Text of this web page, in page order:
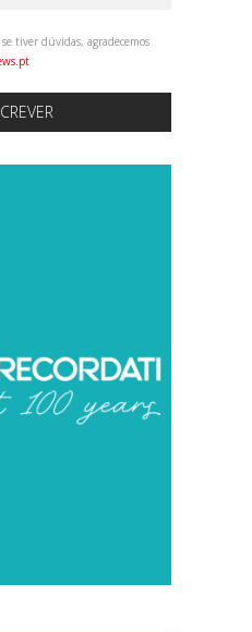
tiver dúvidas, agradecemos